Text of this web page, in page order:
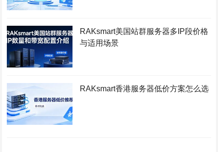
RAKsmart美国站群服务器多IP段价格
与适用场景
RAKsmart香港服务器低价方案怎么选